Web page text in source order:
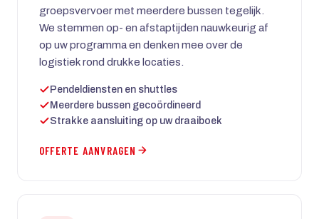
groepsvervoer met meerdere bussen tegelijk.
We stemmen op- en afstaptijden nauwkeurig af
op uw programma en denken mee over de
logistiek rond drukke locaties.
Pendeldiensten en shuttles
Meerdere bussen gecoördineerd
Strakke aansluiting op uw draaiboek
OFFERTE AANVRAGEN